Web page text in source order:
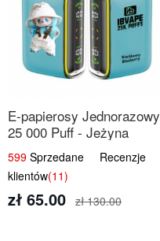
E-papierosy Jednorazowy
25 000 Puff - Jeżyna
Jagoda | Leśne Owoce
599 Sprzedane Recenzje
klientów(11)
zł 65.00 zł 130.00